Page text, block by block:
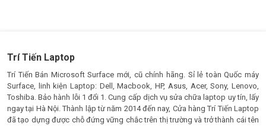
Trí Tiến Laptop
Trí Tiến Bán Microsoft Surface mới, cũ chính hãng. Sỉ lẻ toàn Quốc máy
Surface, linh kiện Laptop: Dell, Macbook, HP, Asus, Acer, Sony, Lenovo,
Toshiba. Bảo hành lỗi 1 đổi 1. Cung cấp dịch vụ sửa chữa laptop uy tín, lấy
ngay tại Hà Nội. Thành lập từ năm 2014 đến nay, Cửa hàng Trí Tiến Laptop
đã tạo dựng được chỗ đứng vững chắc trên thị trường và trở thành cái tên